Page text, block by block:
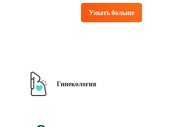
Узнать больше
Гинекология